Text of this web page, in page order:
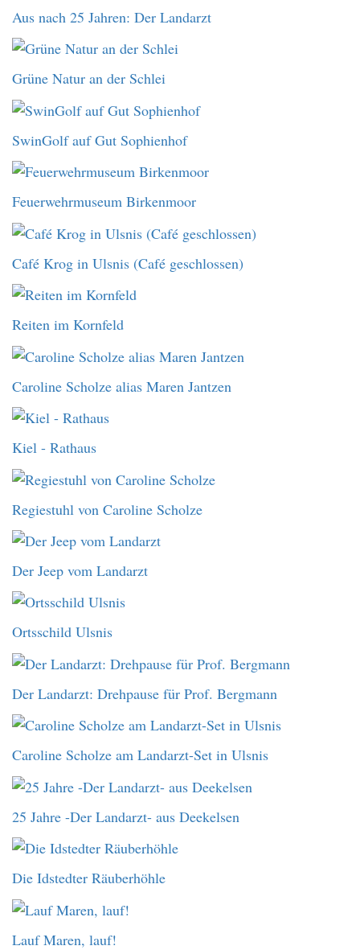
Aus nach 25 Jahren: Der Landarzt
Grüne Natur an der Schlei
SwinGolf auf Gut Sophienhof
Feuerwehrmuseum Birkenmoor
Café Krog in Ulsnis (Café geschlossen)
Reiten im Kornfeld
Caroline Scholze alias Maren Jantzen
Kiel - Rathaus
Regiestuhl von Caroline Scholze
Der Jeep vom Landarzt
Ortsschild Ulsnis
Der Landarzt: Drehpause für Prof. Bergmann
Caroline Scholze am Landarzt-Set in Ulsnis
25 Jahre -Der Landarzt- aus Deekelsen
Die Idstedter Räuberhöhle
Lauf Maren, lauf!